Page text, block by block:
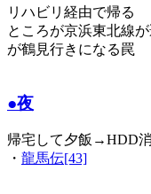
リハビリ経由で帰る
ところが京浜東北線
が鶴見行きになる罠
●夜
帰宅して夕飯→HDD
・ 龍馬伝[43]